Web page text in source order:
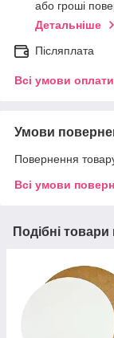
або гроші
Детальніше
Післяплата
Всі умови оплати
Умови
Повернення
Всі умови
Подібні товари